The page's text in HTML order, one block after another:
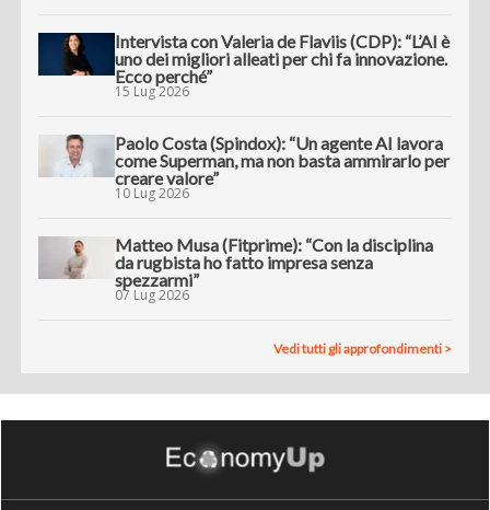
Intervista con Valeria de Flaviis (CDP): “L’AI è
uno dei migliori alleati per chi fa innovazione.
Ecco perché”
15 Lug 2026
Paolo Costa (Spindox): “Un agente AI lavora
come Superman, ma non basta ammirarlo per
creare valore”
10 Lug 2026
Matteo Musa (Fitprime): “Con la disciplina
da rugbista ho fatto impresa senza
spezzarmi”
07 Lug 2026
Vedi tutti gli approfondimenti >